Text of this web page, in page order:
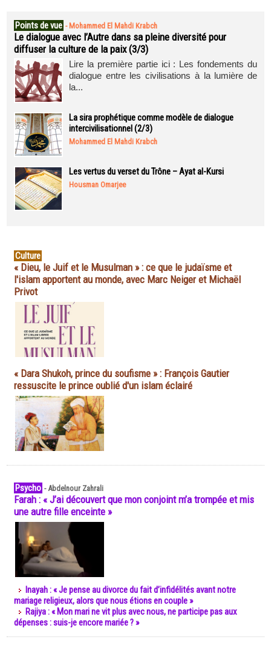
Points de vue - Mohammed El Mahdi Krabch
Le dialogue avec l’Autre dans sa pleine diversité pour
diffuser la culture de la paix (3/3)
Lire la première partie ici : Les fondements du
dialogue entre les civilisations à la lumière de
la...
La sira prophétique comme modèle de dialogue
intercivilisationnel (2/3)
Mohammed El Mahdi Krabch
Les vertus du verset du Trône – Ayat al-Kursi
Housman Omarjee
Culture
« Dieu, le Juif et le Musulman » : ce que le judaïsme et
l'islam apportent au monde, avec Marc Neiger et Michaël
Privot
« Dara Shukoh, prince du soufisme » : François Gautier
ressuscite le prince oublié d'un islam éclairé
Psycho -Abdelnour Zahrali
Farah : « J’ai découvert que mon conjoint m’a trompée et mis
une autre fille enceinte »
Inayah : « Je pense au divorce du fait d’infidélités avant notre
mariage religieux, alors que nous étions en couple »
Rajiya : « Mon mari ne vit plus avec nous, ne participe pas aux
dépenses : suis-je encore mariée ? »